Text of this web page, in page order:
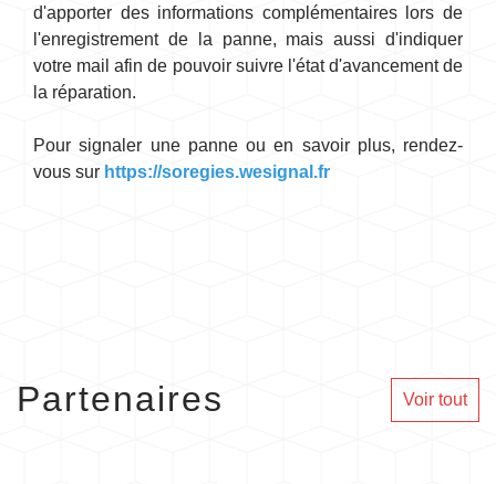
d'apporter des informations complémentaires lors de
l'enregistrement de la panne, mais aussi d'indiquer
votre mail afin de pouvoir suivre l'état d'avancement de
la réparation.
Pour signaler une panne ou en savoir plus, rendez-
vous sur https://soregies.wesignal.fr
Partenaires Voir tout